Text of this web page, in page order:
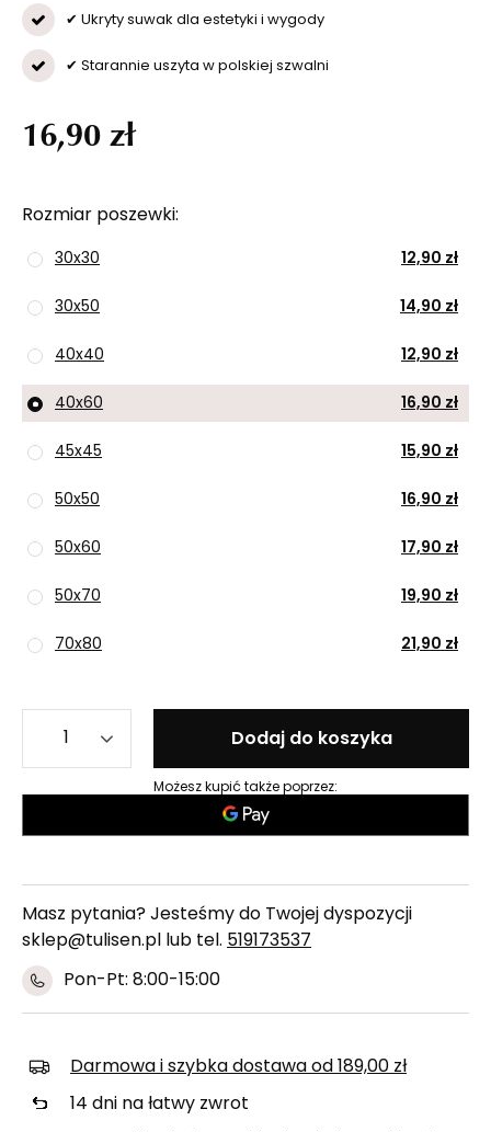
✔ Ukryty suwak dla estetyki i wygody
✔ Starannie uszyta w polskiej szwalni
Rozmiar poszewki
30x30 12,90 zł
30x50 14,90 zł
40x40 12,90 zł
40x60 16,90 zł
45x45 15,90 zł
50x50 16,90 zł
50x60 17,90 zł
50x70 19,90 zł
70x80 21,90 zł
16,90 zł
Dodaj do koszyka
Możesz kupić także poprzez:
Masz pytania? Jesteśmy do Twojej dyspozycji
sklep@tulisen.pl lub tel. 519173537
Pon-Pt: 8:00-15:00
Darmowa i szybka dostawa od 189,00 zł
14 dni na łatwy zwrot